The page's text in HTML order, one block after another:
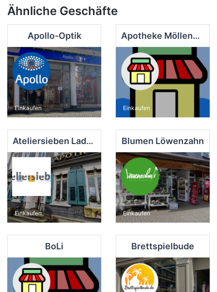
Ähnliche Geschäfte
Apollo-Optik
Einkaufen
Apotheke Möllenkotten
Einkaufen
Ateliersieben Laden
Einkaufen
Blumen Löwenzahn
Einkaufen
BoLi Brettspielbude